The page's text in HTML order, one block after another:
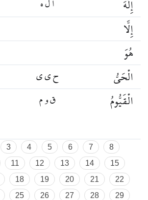
إِلَٰهَ
إِلَّا
هُوَ
ح ي ي الْحَيُّ
ق و م الْقَيُّومُ
3 4 5 6 7
8
11 12 13 14
15
18 19 20 21
22
25 26 27 28
29